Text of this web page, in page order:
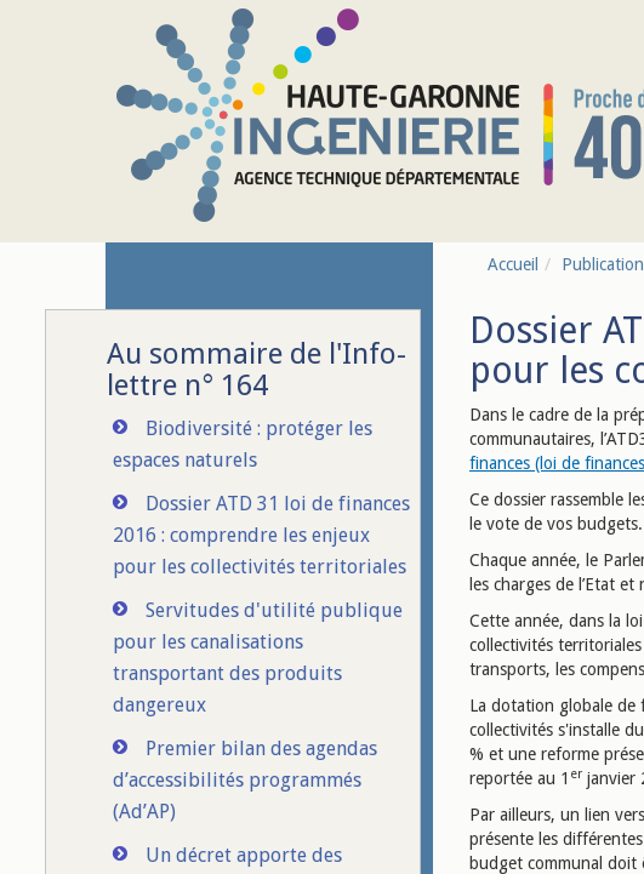
Au sommaire de l'Info-
lettre n° 164
Biodiversité : protéger les
espaces naturels
Dossier ATD 31 loi de finances
2016 : comprendre les enjeux
pour les collectivités territoriales
Servitudes d'utilité publique
pour les canalisations
transportant des produits
dangereux
Premier bilan des agendas
d’accessibilités programmés
(Ad’AP)
Un décret apporte des
Accueil
Dossier
pour les
Dans le cadre de la
communautaires,
finances (loi de
Ce dossier rassemble
le vote de vos budgets.
Chaque année, le
les charges de l’Etat
Cette année, dans la
collectivités
transports, les
La dotation globale de
collectivités s'installe
% et une reforme
reportée au 1 er janvier
Par ailleurs, un lien
présente les
budget communal doit